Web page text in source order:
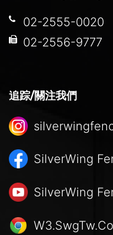
02-2555-0020
02-2556-9777
追踪/關注我們
SilverWing
SilverWing